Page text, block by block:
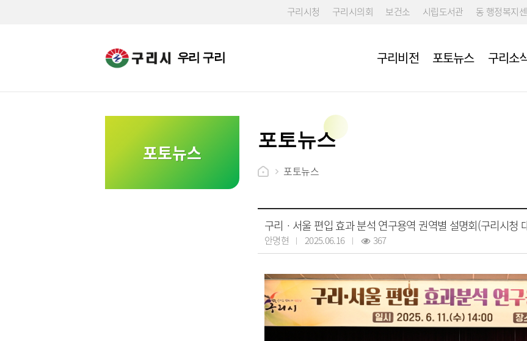
구리시청 구리시의회 보건소 시립도서관 동 행정복지
우리 구리 구리비전 포토뉴스 구리소
포토뉴스
포토뉴스
포토뉴스
구리ㆍ서울 편입 효과 분석 연구용역 권역별 설명회(구리시청
안명현 2025.06.16 367